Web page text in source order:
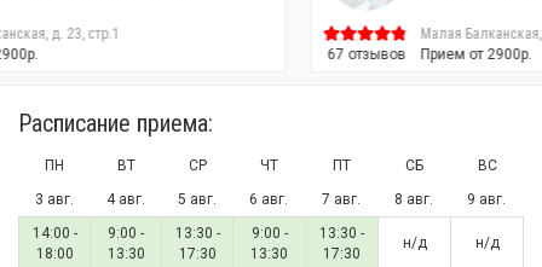
Малая Балканская, д. 23, стр.1
Расписание приема:
ПН ВТ СР ЧТ ПТ СБ
ВС
3 авг.
4 авг. 5 авг. 6 авг. 7 авг. 8 авг.
9 авг.
14:00 -
18:00
9:00 -
13:30
13:30 -
17:30
9:00 -
13:30
13:30 -
17:30
н/д н/д